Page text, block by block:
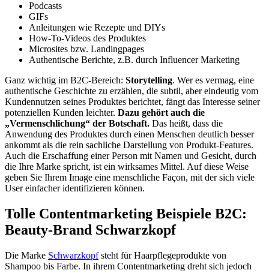
Podcasts
GIFs
Anleitungen wie Rezepte und DIYs
How-To-Videos des Produktes
Microsites bzw. Landingpages
Authentische Berichte, z.B. durch Influencer Marketing
Ganz wichtig im B2C-Bereich: Storytelling. Wer es vermag, eine
authentische Geschichte zu erzählen, die subtil, aber eindeutig vom
Kundennutzen seines Produktes berichtet, fängt das Interesse seiner
potenziellen Kunden leichter. Dazu gehört auch die
„Vermenschlichung“ der Botschaft. Das heißt, dass die
Anwendung des Produktes durch einen Menschen deutlich besser
ankommt als die rein sachliche Darstellung von Produkt-Features.
Auch die Erschaffung einer Person mit Namen und Gesicht, durch
die Ihre Marke spricht, ist ein wirksames Mittel. Auf diese Weise
geben Sie Ihrem Image eine menschliche Façon, mit der sich viele
User einfacher identifizieren können.
Tolle Contentmarketing Beispiele B2C:
Beauty-Brand Schwarzkopf
Die Marke Schwarzkopfsteht für Haarpflegeprodukte von
Shampoo bis Farbe. In ihrem Contentmarketing dreht sich jedoch